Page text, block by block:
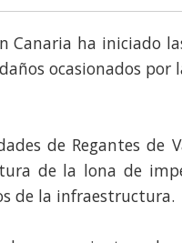
Canaria ha iniciado
ocasionados por
de Regantes de
de la lona de
de la infraestructura.